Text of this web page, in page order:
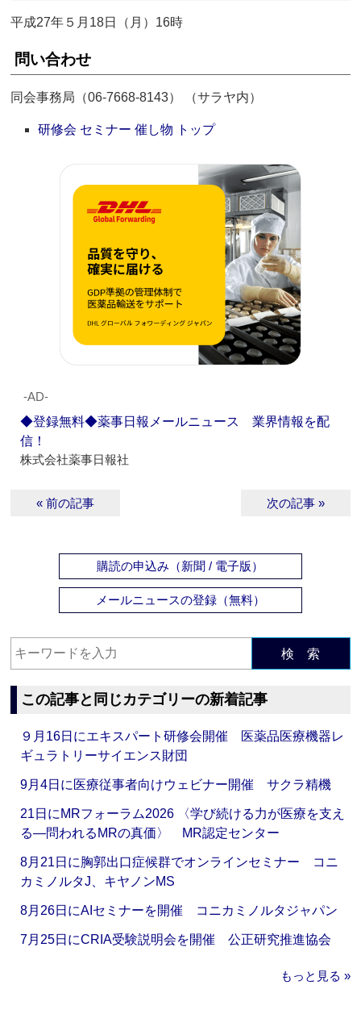
平成27年５月18日（月）16時
問い合わせ
同会事務局（06-7668-8143） （サラヤ内）
研修会 セミナー 催し物 トップ
‐AD‐
◆登録無料◆薬事日報メールニュース 業界情報を配
信！
株式会社薬事日報社
« 前の記事 次の記事 »
購読の申込み（新聞 / 電子版）
メールニュースの登録（無料）
検 索
この記事と同じカテゴリーの新着記事
９月16日にエキスパート研修会開催 医薬品医療機器レ
ギュラトリーサイエンス財団
9月4日に医療従事者向けウェビナー開催 サクラ精機
21日にMRフォーラム2026 〈学び続ける力が医療を支え
る―問われるMRの真価〉 MR認定センター
8月21日に胸郭出口症候群でオンラインセミナー コニ
カミノルタJ、キヤノンMS
8月26日にAIセミナーを開催 コニカミノルタジャパン
7月25日にCRIA受験説明会を開催 公正研究推進協会
もっと見る »